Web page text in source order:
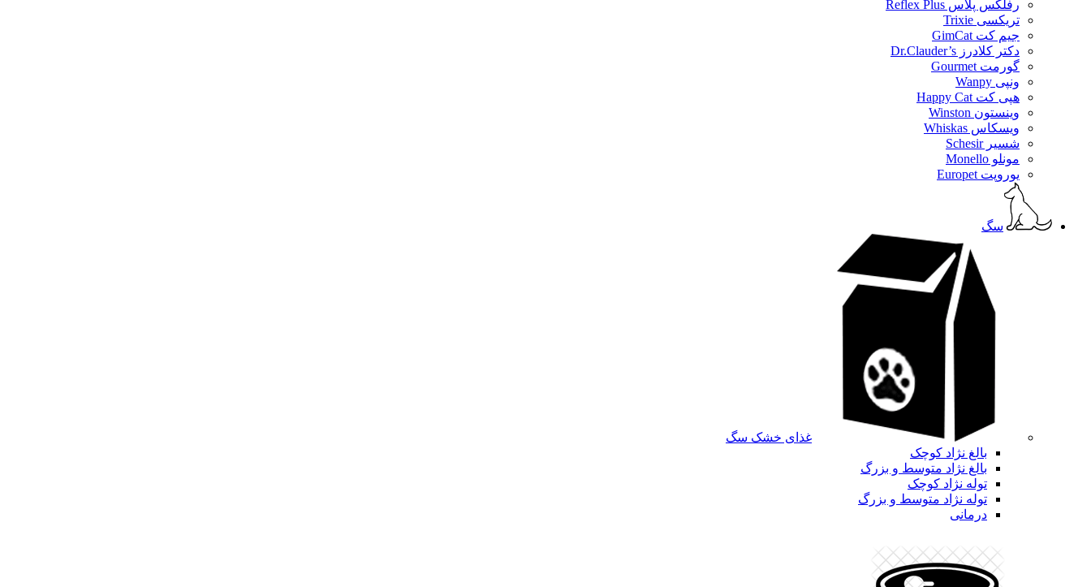
رفلکس پلاس Reflex Plus
تریکسی Trixie
جیم کت GimCat
دکتر کلادرز Dr.Clauder’s
گورمت Gourmet
ونپی Wanpy
هپی کت Happy Cat
وینستون Winston
ویسکاس Whiskas
شسیر Schesir
مونلو Monello
یوروپت Europet
سگ
غذای خشک سگ
بالغ نژاد کوچک
بالغ نژاد متوسط و بزرگ
توله نژاد کوچک
توله نژاد متوسط و بزرگ
درمانی